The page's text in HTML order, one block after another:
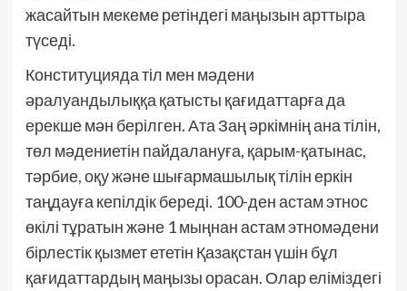
жасайтын мекеме ретіндегі маңызын арттыра
түседі.
Конституцияда тіл мен мәдени
әралуандылыққа қатысты қағидаттарға да
ерекше мән берілген. Ата Заң әркімнің ана тілін,
төл мәдениетін пайдалануға, қарым-қатынас,
тәрбие, оқу және шығармашылық тілін еркін
таңдауға кепілдік береді. 100-ден астам этнос
өкілі тұратын және 1 мыңнан астам этномәдени
бірлестік қызмет ететін Қазақстан үшін бұл
қағидаттардың маңызы орасан. Олар еліміздегі